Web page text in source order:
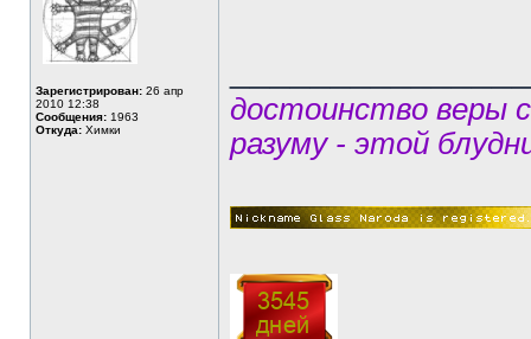
Зарегистрирован: 26 апр
2010 12:38
Сообщения: 1963
Откуда: Химки
достоинство веры
разуму - этой